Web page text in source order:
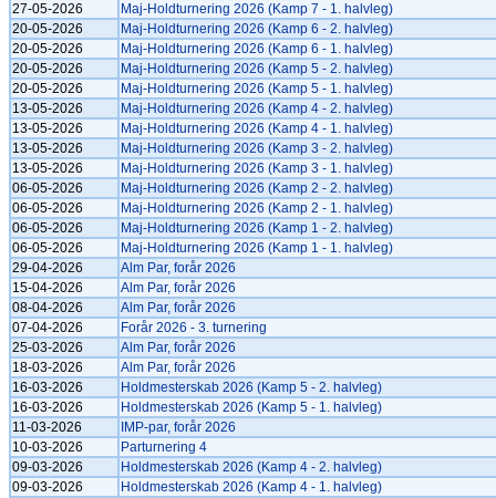
27-05-2026
Maj-Holdturnering 2026 (Kamp 7 - 1. halvleg)
20-05-2026
Maj-Holdturnering 2026 (Kamp 6 - 2. halvleg)
20-05-2026
Maj-Holdturnering 2026 (Kamp 6 - 1. halvleg)
20-05-2026
Maj-Holdturnering 2026 (Kamp 5 - 2. halvleg)
20-05-2026
Maj-Holdturnering 2026 (Kamp 5 - 1. halvleg)
13-05-2026
Maj-Holdturnering 2026 (Kamp 4 - 2. halvleg)
13-05-2026
Maj-Holdturnering 2026 (Kamp 4 - 1. halvleg)
13-05-2026
Maj-Holdturnering 2026 (Kamp 3 - 2. halvleg)
13-05-2026
Maj-Holdturnering 2026 (Kamp 3 - 1. halvleg)
06-05-2026
Maj-Holdturnering 2026 (Kamp 2 - 2. halvleg)
06-05-2026
Maj-Holdturnering 2026 (Kamp 2 - 1. halvleg)
06-05-2026
Maj-Holdturnering 2026 (Kamp 1 - 2. halvleg)
06-05-2026
Maj-Holdturnering 2026 (Kamp 1 - 1. halvleg)
29-04-2026
Alm Par, forår 2026
15-04-2026
Alm Par, forår 2026
08-04-2026
Alm Par, forår 2026
07-04-2026
Forår 2026 - 3. turnering
25-03-2026
Alm Par, forår 2026
18-03-2026
Alm Par, forår 2026
16-03-2026
Holdmesterskab 2026 (Kamp 5 - 2. halvleg)
16-03-2026
Holdmesterskab 2026 (Kamp 5 - 1. halvleg)
11-03-2026
IMP-par, forår 2026
10-03-2026
Parturnering 4
09-03-2026
Holdmesterskab 2026 (Kamp 4 - 2. halvleg)
09-03-2026
Holdmesterskab 2026 (Kamp 4 - 1. halvleg)